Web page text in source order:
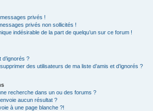
privés !
privés non sollicités !
indésirable de la part de quelqu’un sur ce forum !
d’ignorés ?
des utilisateurs de ma liste d’amis et d’ignorés ?
recherche dans un ou des forums ?
aucun résultat ?
à une page blanche ?!